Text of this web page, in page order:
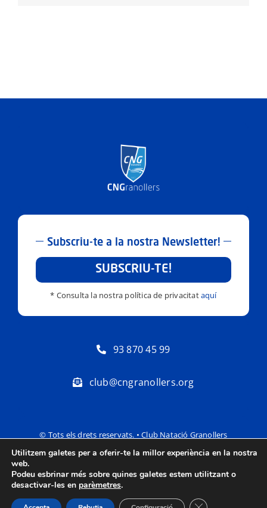
Subscriu-te a la nostra Newsletter!
SUBSCRIU-TE!
* Consulta la nostra política de privacitataquí
93 870 45 99
club@cngranollers.org
© Tots els drets reservats. • Club Natació Granollers
Política de privacitat Avís Legal
Utilitzem galetes per a oferir-te la millor experiència en la nostra
web.
Podeu esbrinar més sobre quines galetes estem utilitzant o
desactivar-les en parèmetres.
Tanca el bàner de